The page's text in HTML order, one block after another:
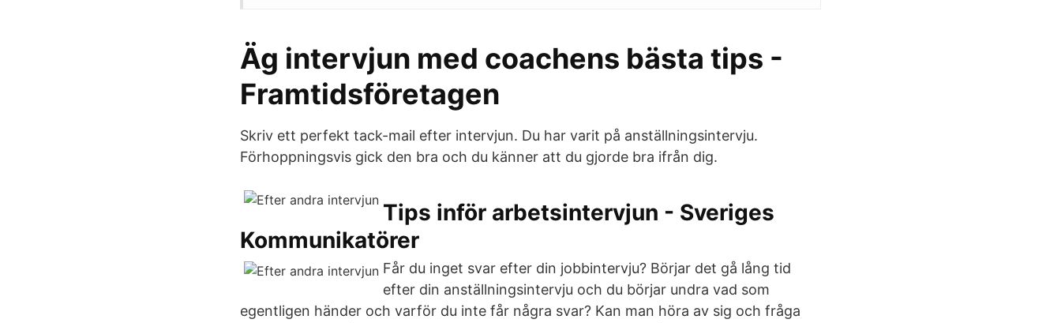
Äg intervjun med coachens bästa tips -
Framtidsföretagen
Skriv ett perfekt tack-mail efter intervjun. Du har varit på anställningsintervju.
Förhoppningsvis gick den bra och du känner att du gjorde bra ifrån dig.
Tips inför arbetsintervjun - Sveriges
Kommunikatörer
Får du inget svar efter din jobbintervju? Börjar det gå lång tid
efter din anställningsintervju och du börjar undra vad som
egentligen händer och varför du inte får några svar? Kan man höra av sig och fråga